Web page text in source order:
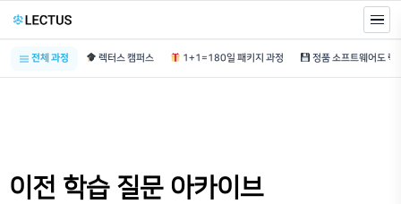
전체 과정 렉터스 캠퍼스 1+1=180일 패키지 과정
이전 학습 질문 아카이브